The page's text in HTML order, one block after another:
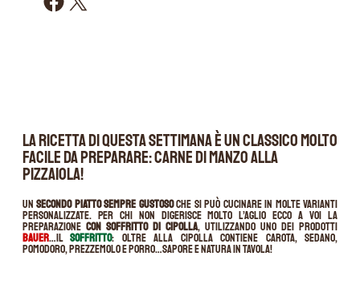
La ricetta di questa settimana è un classico molto
facile da preparare: carne di manzo alla
pizzaiola!
Unsecondo piatto sempre gustosoche si può cucinare in molte varianti
personalizzate. Per chi non digerisce molto l’aglio ecco a voi la
preparazione con soffritto di cipolla, utilizzando uno dei prodotti
Bauer…ilSOFFRITTO: oltre alla cipolla contiene carota, sedano,
pomodoro, prezzemolo e porro…sapore e natura in tavola!